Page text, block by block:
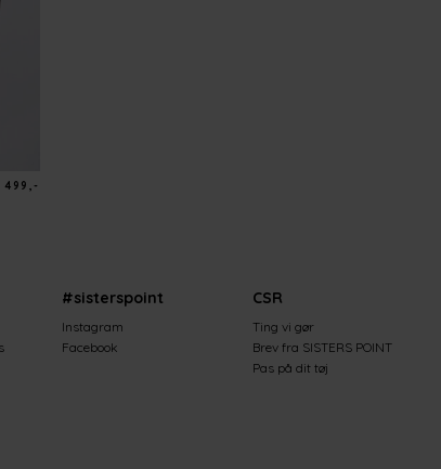
499,-
#sisterspoint
Instagram
Facebook
CSR
Ting vi gør
Brev fra SISTERS POINT
Pas på dit tøj